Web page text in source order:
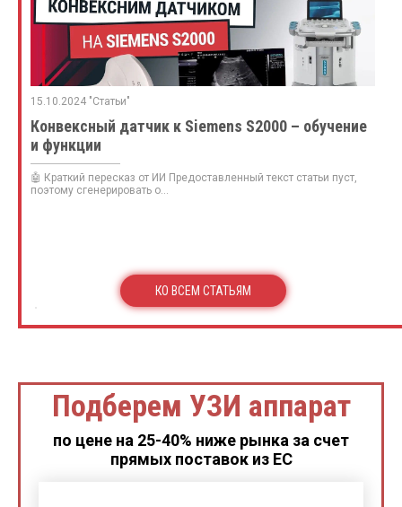
15.10.2024 "Статьи"
Конвексный датчик к Siemens S2000 – обучение
и функции
🤖 Краткий пересказ от ИИ Предоставленный текст статьи пуст,
поэтому сгенерировать о...
КО ВСЕМ СТАТЬЯМ
Подберем УЗИ аппарат
по цене на 25-40% ниже рынка за счет
прямых поставок из ЕС